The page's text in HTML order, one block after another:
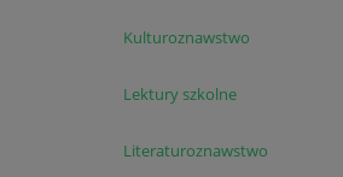
Kulturoznawstwo
Lektury szkolne
Literaturoznawstwo